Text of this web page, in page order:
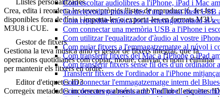
Com escoltar audiolibres a l'iPhone, iPad i Mac
Com reproduir música des d'una unitat flash
Com reproduir música local emmagatzemada al
Com connectar una memòria USB a l'iPhone i
Com utilitzar l'equalitzador d'àudio al vostre
Com pujar fitxers a l'emmagatzematge al núvol i
Com transferir fitxers del Mac a l'iPhone o iPad
Com transferir fitxers sense fil des d'un ordinador
Transferir fitxers de l'ordinador a l'iPhone
Com connectar l'emmagatzematge intern del
Com descarregar música de YouTube i escoltar
Llistes personalitzades
Crea, edita i reordena les teves pròpies llistes de reproducció, fes-les
disponibles fora de línia i importa-les o exporta-les en formats M3U,
M3U8 i CUE.
Gestor de fitxers
Gestiona la teva música amb el gestor de fitxers integrat, que fa
operacions quotidianes com copiar, moure, canviar el nom i eliminar
per mantenir els fitxers en ordre.
Editor d'etiquetes ID3
Corregeix metadades incorrectes o absents amb l’editor d’etiquetes